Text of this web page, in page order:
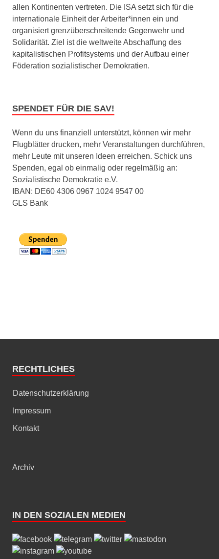
allen Kontinenten vertreten. Die ISA setzt sich für die
internationale Einheit der Arbeiter*innen ein und
organisiert grenzüberschreitende Gegenwehr und
Solidarität. Ziel ist die weltweite Abschaffung des
kapitalistischen Profitsystems und der Aufbau einer
Föderation sozialistischer Demokratien.
SPENDET FÜR DIE SAV!
Wenn du uns finanziell unterstützt, können wir mehr
Flugblätter drucken, mehr Veranstaltungen durchführen,
mehr Leute mit unseren Ideen erreichen. Schick uns
Spenden, egal ob einmalig oder regelmäßig an:
Sozialistische Demokratie e.V.
IBAN: DE60 4306 0967 1024 9547 00
GLS Bank
RECHTLICHES
Datenschutzerklärung
Impressum
Kontakt
Archiv
IN DEN SOZIALEN MEDIEN